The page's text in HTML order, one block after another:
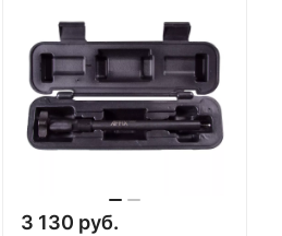
3 130 руб.